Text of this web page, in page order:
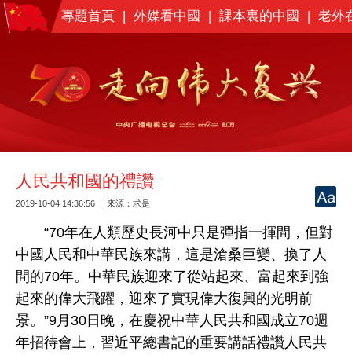
專題首頁 |外媒看中國 |課本裏的中國 |老外
人民共和國的禮讚
2019-10-04 14:36:56| 來源： 求是
“70年在人類歷史長河中只是彈指一揮間，但對
中國人民和中華民族來講，這是滄桑巨變、換了人
間的70年。中華民族迎來了從站起來、富起來到強
起來的偉大飛躍，迎來了實現偉大復興的光明前
景。”9月30日晚，在慶祝中華人民共和國成立70週
年招待會上，習近平總書記的重要講話禮讚人民共